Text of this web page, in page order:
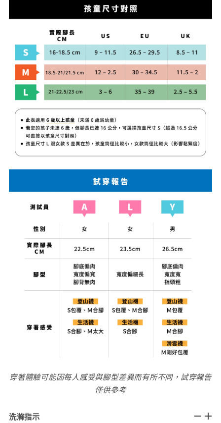
穿著體驗可能因每人感受與腳型差異而有所不同，試穿報告
僅供參考
洗滌指示